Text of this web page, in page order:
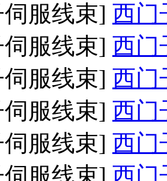
服线束] 西门
服线束] 西门
服线束] 西门
服线束] 西门
服线束] 西门
服线束] 西门